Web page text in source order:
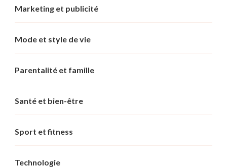
Marketing et publicité
Mode et style de vie
Parentalité et famille
Santé et bien-être
Sport et fitness
Technologie